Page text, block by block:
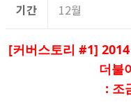
기간 12월
[커버스토리 #1]
더불
: 조